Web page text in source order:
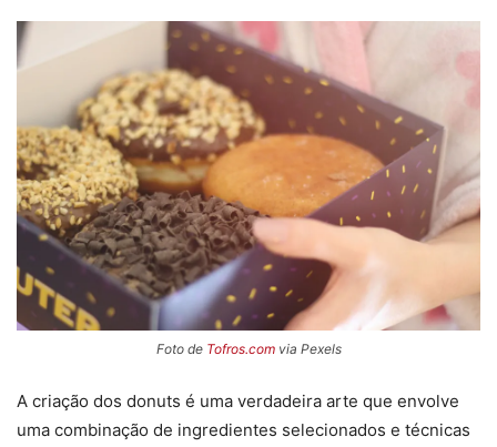
Foto de Tofros.comvia Pexels
A criação dos donuts é uma verdadeira arte que envolve
uma combinação de ingredientes selecionados e técnicas